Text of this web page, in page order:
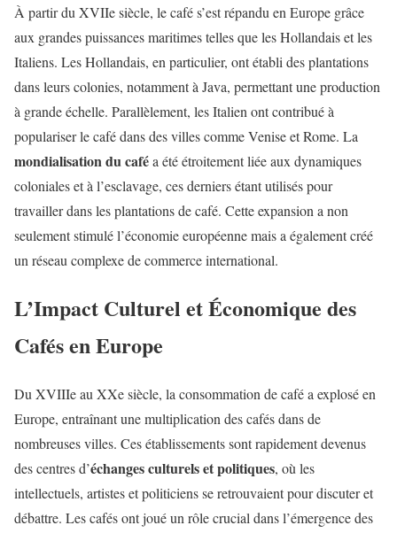
À partir du XVIIe siècle, le café s’est répandu en Europe grâce
aux grandes puissances maritimes telles que les Hollandais et les
Italiens. Les Hollandais, en particulier, ont établi des plantations
dans leurs colonies, notamment à Java, permettant une production
à grande échelle. Parallèlement, les Italien ont contribué à
populariser le café dans des villes comme Venise et Rome. La
mondialisation du caféa été étroitement liée aux dynamiques
coloniales et à l’esclavage, ces derniers étant utilisés pour
travailler dans les plantations de café. Cette expansion a non
seulement stimulé l’économie européenne mais a également créé
un réseau complexe de commerce international.
L’Impact Culturel et Économique des
Cafés en Europe
Du XVIIIe au XXe siècle, la consommation de café a explosé en
Europe, entraînant une multiplication des cafés dans de
nombreuses villes. Ces établissements sont rapidement devenus
des centres d’échanges culturels et politiques, où les
intellectuels, artistes et politiciens se retrouvaient pour discuter et
débattre. Les cafés ont joué un rôle crucial dans l’émergence des